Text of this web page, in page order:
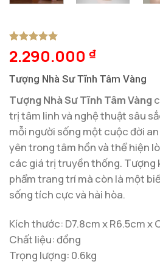
5trên 5
dựa trên
1
2.290.000 ₫
Tượng Nhà Sư Tĩnh Tâm Vàng
Tượng Nhà Sư Tĩnh Tâm Vàng
trị tâm linh và nghệ thuật sâu
mỗi người sống một cuộc đời
yên trong tâm hồn và thể hiện
các giá trị truyền thống. Tượng
phẩm trang trí mà còn là một
sống tích cực và hài hòa.
Kích thước: D7.8cm x R6.5cm x
Chất liệu: đồng
Trọng lượng: 0.6kg